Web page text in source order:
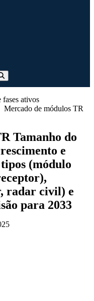
Mercado de módulos TR
Tamanho do
e
(módulo
radar civil) e
para 2033